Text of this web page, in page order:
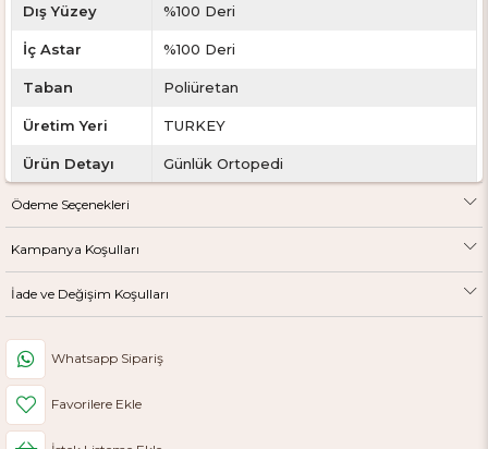
Dış Yüzey %100 Deri
İç Astar %100 Deri
Taban Poliüretan
Üretim Yeri TURKEY
Ürün Detayı Günlük Ortopedi
Topuk
Kalıp
Ağırlık 515 gr
Ödeme Seçenekleri
Kampanya Koşulları
İade ve Değişim Koşulları
Whatsapp Sipariş
Favorilere Ekle